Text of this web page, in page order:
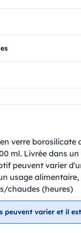
verre
ml. Livrée dans
peuvent varier
usage
chaudes (heures)
peuvent varier et il